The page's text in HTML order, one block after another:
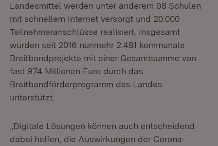
Landesmittel werden unter anderem 98 Schulen
mit schnellem Internet versorgt und 20.000
Teilnehmeranschlüsse realisiert. Insgesamt
wurden seit 2016 nunmehr 2.481 kommunale
Breitbandprojekte mit einer Gesamtsumme von
fast 974 Millionen Euro durch das
Breitbandförderprogramm des Landes
unterstützt.
„Digitale Lösungen können auch entscheidend
dabei helfen, die Auswirkungen der Corona-